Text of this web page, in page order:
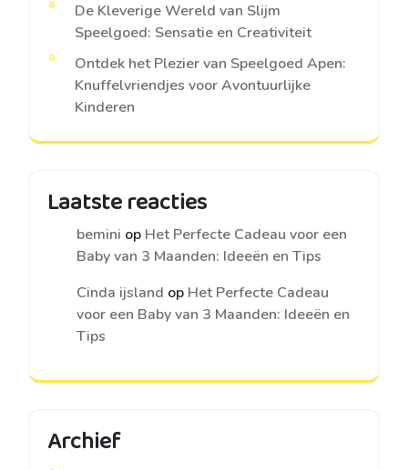
De Kleverige Wereld van Slijm
Speelgoed: Sensatie en Creativiteit
Ontdek het Plezier van Speelgoed Apen:
Knuffelvriendjes voor Avontuurlijke
Kinderen
Laatste reacties
bemini op Het Perfecte Cadeau voor een
Baby van 3 Maanden: Ideeën en Tips
Cinda ijsland op Het Perfecte Cadeau
voor een Baby van 3 Maanden: Ideeën en
Tips
Archief